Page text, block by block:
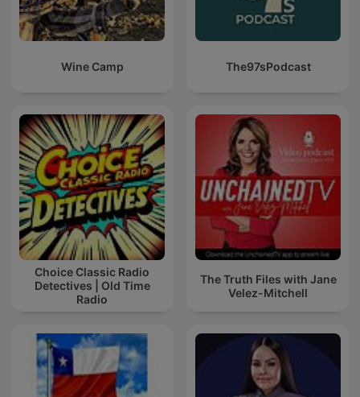
Wine Camp The97sPodcast
Choice Classic Radio
Detectives | Old Time
Radio
The Truth Files with Jane
Velez-Mitchell